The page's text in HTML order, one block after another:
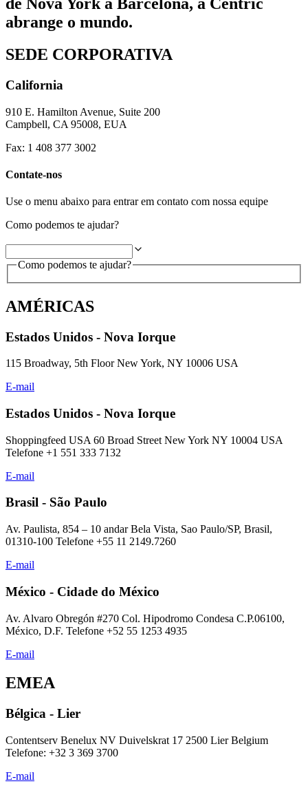
abrange o mundo.
SEDE CORPORATIVA
California
910 E. Hamilton Avenue, Suite 200
Campbell, CA 95008, EUA
Fax: 1 408 377 3002
Contate-nos
Use o menu abaixo para entrar em contato com nossa equipe
Como podemos te ajudar?
Como podemos te ajudar?
AMÉRICAS
Estados Unidos - Nova Iorque
115 Broadway, 5th Floor New York, NY 10006 USA
E-mail
Estados Unidos - Nova Iorque
Shoppingfeed USA 60 Broad Street New York NY 10004 USA
Telefone +1 551 333 7132
E-mail
Brasil - São Paulo
Av. Paulista, 854 – 10 andar Bela Vista, Sao Paulo/SP, Brasil,
01310-100 Telefone +55 11 2149.7260
E-mail
México - Cidade do México
Av. Alvaro Obregón #270 Col. Hipodromo Condesa C.P.06100,
México, D.F. Telefone +52 55 1253 4935
E-mail
EMEA
Bélgica - Lier
Contentserv Benelux NV Duivelskrat 17 2500 Lier Belgium
Telefone: +32 3 369 3700
E-mail